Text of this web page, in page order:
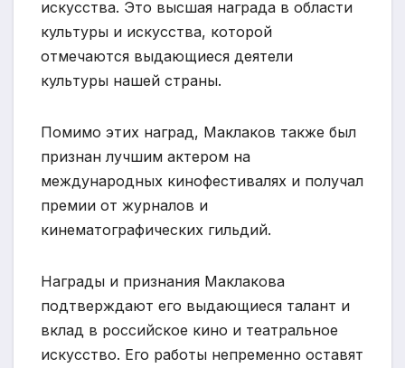
искусства. Это высшая награда в области
культуры и искусства, которой
отмечаются выдающиеся деятели
культуры нашей страны.
Помимо этих наград, Маклаков также был
признан лучшим актером на
международных кинофестивалях и получал
премии от журналов и
кинематографических гильдий.
Награды и признания Маклакова
подтверждают его выдающиеся талант и
вклад в российское кино и театральное
искусство. Его работы непременно оставят